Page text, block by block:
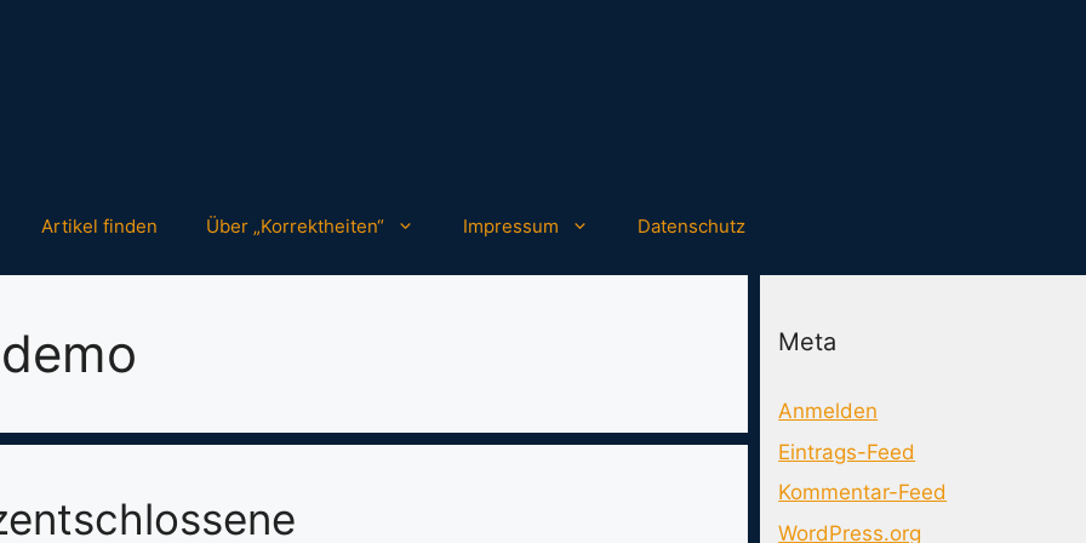
Artikel finden Über „Korrektheiten“ Impressum Datenschutz
Meta
Anmelden
Eintrags-Feed
Kommentar-Feed
WordPress.org